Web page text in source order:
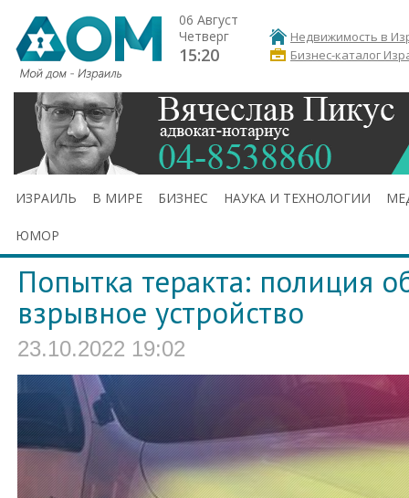
06 Август
Четверг
15:20
Недвижимость в
Бизнес-каталог
ИЗРАИЛЬ В МИРЕ БИЗНЕС НАУКА И ТЕХНОЛОГИИ
ЮМОР
Попытка теракта: полиция
взрывное устройство
23.10.2022 19:02